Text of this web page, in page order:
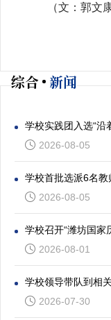
（文：郭
综合 新闻
2026-08-05
学校首批选派6名教
2026-08-05
学校召开“潍坊国家
2026-08-01
学校领导带队到相
2026-07-30